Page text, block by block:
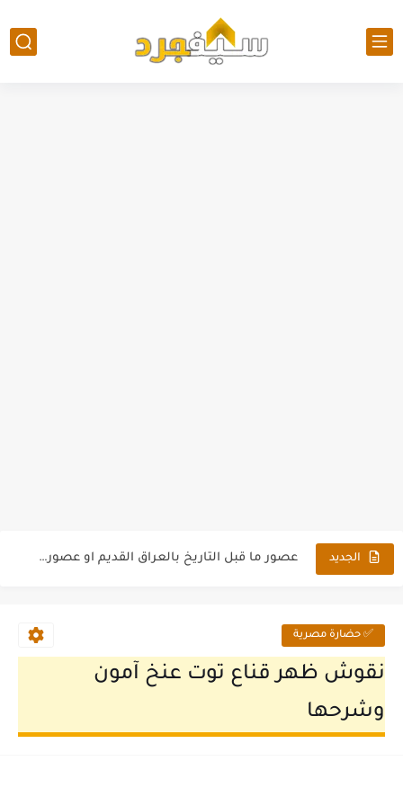
الجديد عصور ما قبل التاريخ بالعراق القديم او عصور ما قبل...
تاريخ حضارة شبه الجزيرة العربية قبل الاسلام
كنيسة الأمير تادرس الشرقى
✅ حضارة مصرية
نقوش ظهر قناع توت عنخ آمون
وشرحها